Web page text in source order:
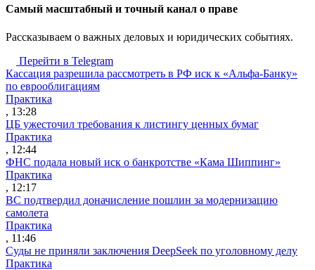
Cамый масштабный и точный канал о праве
Рассказываем о важных деловых и юридических событиях.
Перейти в Telegram
Кассация разрешила рассмотреть в РФ иск к «Альфа-Банку»
по еврооблигациям
Практика
, 13:28
ЦБ ужесточил требования к листингу ценных бумаг
Практика
, 12:44
ФНС подала новый иск о банкротстве «Кама Шиппинг»
Практика
, 12:17
ВС подтвердил доначисление пошлин за модернизацию
самолета
Практика
, 11:46
Суды не приняли заключения DeepSeek по уголовному делу
Практика